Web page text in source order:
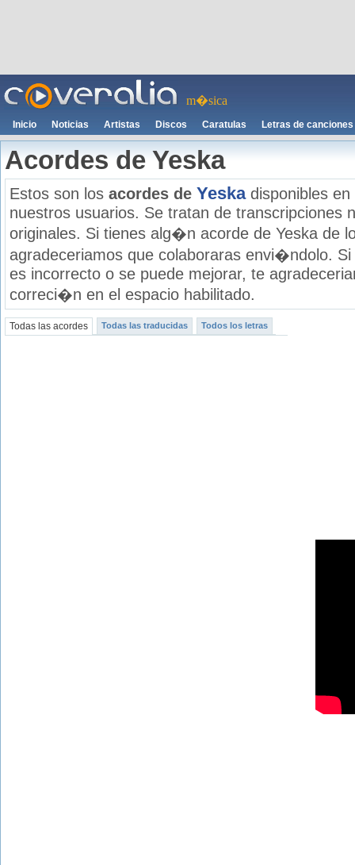
m�sica
Inicio Noticias Artistas Discos Caratulas Letras de canciones
Acordes de Yeska
Estos son los acordes de Yeskadisponibles en
nuestros usuarios. Se tratan de transcripciones
originales. Si tienes alg�n acorde de Yeska de
agradeceriamos que colaboraras envi�ndolo.
es incorrecto o se puede mejorar, te
correci�n en el espacio habilitado.
Todas las acordes Todas las traducidas Todos los letras